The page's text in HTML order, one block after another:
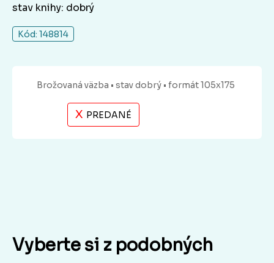
stav knihy: dobrý
Kód: 148814
Brožovaná väzba • stav dobrý • formát 105x175
X PREDANÉ
Vyberte si z podobných